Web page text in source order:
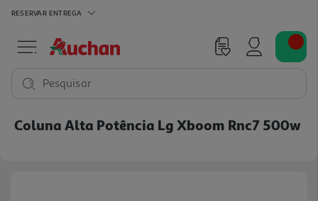
RESERVAR ENTREGA
Pesquisar
Coluna Alta Potência Lg Xboom Rnc7 500w